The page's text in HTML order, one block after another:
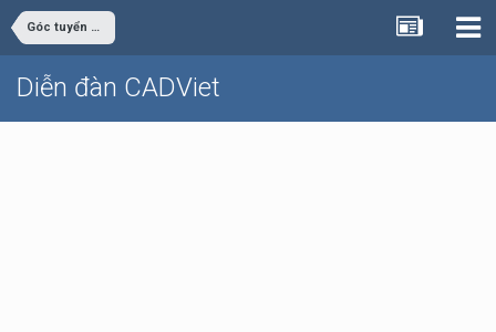
Góc tuyển dụng
Diễn đàn CADViet